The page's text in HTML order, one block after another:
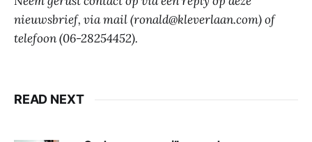
nieuwsbrief, via mail (ronald@kleverlaan.com) of
telefoon (06-28254452).
READ NEXT